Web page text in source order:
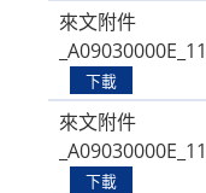
來文附件
下載
來文附件
下載